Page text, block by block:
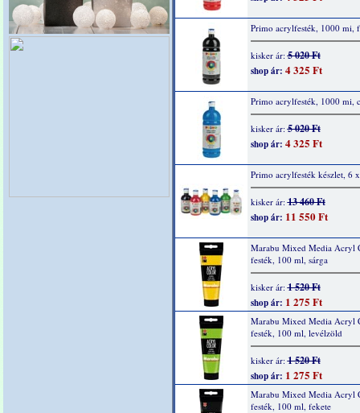
Primo acrylfesték, 1000 mi,
kisker ár:5 020 Ft
shop ár: 4 325 Ft
Primo acrylfesték, 1000 mi,
kisker ár:5 020 Ft
shop ár: 4 325 Ft
Primo acrylfesték készlet, 6
kisker ár:13 460 Ft
shop ár: 11 550 Ft
Marabu Mixed Media Acryl
festék, 100 ml, sárga
kisker ár:1 520 Ft
shop ár: 1 275 Ft
Marabu Mixed Media Acryl
festék, 100 ml, levélzöld
kisker ár:1 520 Ft
shop ár: 1 275 Ft
Marabu Mixed Media Acryl
festék, 100 ml, fekete